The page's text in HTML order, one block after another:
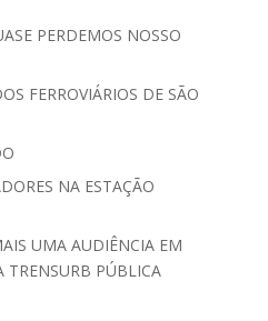
PERDEMOS NOSSO
FERROVIÁRIOS DE SÃO
NA ESTAÇÃO
UMA AUDIÊNCIA EM
TRENSURB PÚBLICA